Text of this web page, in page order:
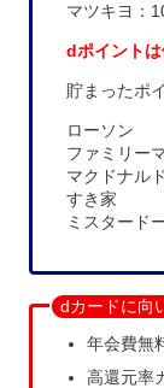
マツキヨ：
dポイント
貯まったポ
ローソン
ファミリー
マクドナルド
すき家
ミスタード
dカードに向
年会費無
高還元率